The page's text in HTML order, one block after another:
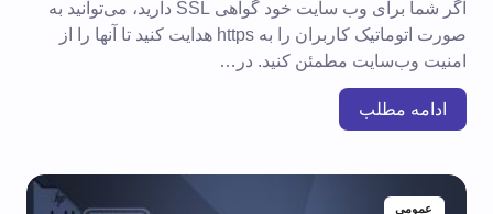
اگر شما برای وب سایت خود گواهی SSL دارید، می‌توانید به
صورت اتوماتیک کاربران را به https هدایت کنید تا آنها را از
امنیت وب‌سایت مطمئن کنید. در…
ادامه مطلب
عمومی